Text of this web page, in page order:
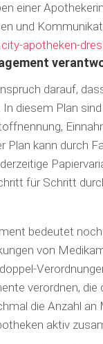
einer
und
apotheken-
darauf,
diesem Plan
Plan kann durch
für Schritt
bedeutet
von
verordnen, die
die Anzahl
aktiv